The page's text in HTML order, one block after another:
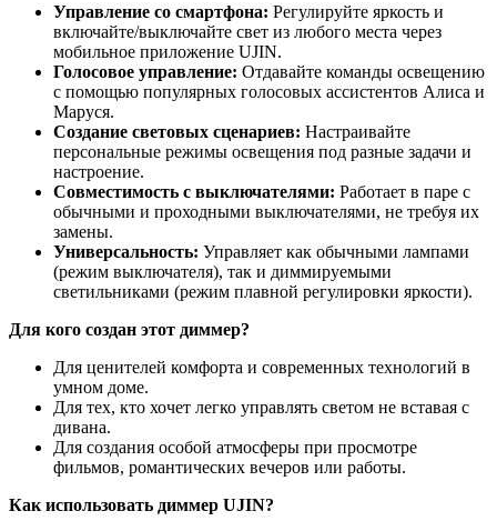
Управление со смартфона: Регулируйте яркость и
включайте/выключайте свет из любого места через
мобильное приложение UJIN.
Голосовое управление: Отдавайте команды освещению
с помощью популярных голосовых ассистентов Алиса и
Маруся.
Создание световых сценариев: Настраивайте
персональные режимы освещения под разные задачи и
настроение.
Совместимость с выключателями: Работает в паре с
обычными и проходными выключателями, не требуя их
замены.
Универсальность: Управляет как обычными лампами
(режим выключателя), так и диммируемыми
светильниками (режим плавной регулировки яркости).
Для кого создан этот диммер?
Для ценителей комфорта и современных технологий в
умном доме.
Для тех, кто хочет легко управлять светом не вставая с
дивана.
Для создания особой атмосферы при просмотре
фильмов, романтических вечеров или работы.
Как использовать диммер UJIN?